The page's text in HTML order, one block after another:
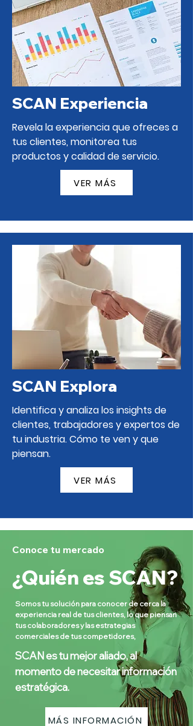
SCAN Experiencia
Revela la experiencia que ofreces a
tus clientes, monitorea tus
productos y calidad de servicio.
VER MÁS
SCAN Explora
Identifica y analiza los insights de
clientes, trabajadores y expertos de
tu industria. Cómo te ven y que
piensan.
VER MÁS
Conoce tu mercado
¿Quién es SCAN?
Somos tu solución para conocer de cerca la
experiencia real de tus clientes, lo que piensan
tus colaboradores y las estrategias
comerciales de tus competidores,
SCAN es tu mejor aliado, al
momento de necesitar información
estratégica.
MÁS INFORMACIÓN